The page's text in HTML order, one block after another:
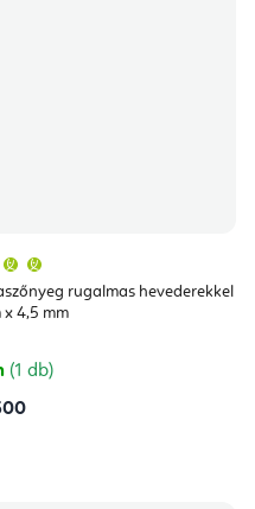
rugalmas hevederekkel
4,5 mm
átlagos
értékelése
5-
csillag.
(1 db)